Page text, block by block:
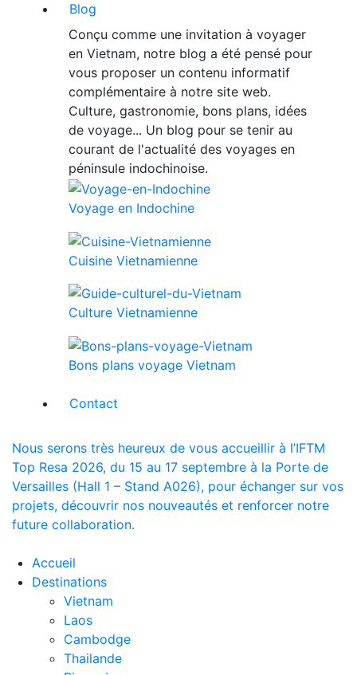
Blog
Conçu comme une invitation à voyager
en Vietnam, notre blog a été pensé pour
vous proposer un contenu informatif
complémentaire à notre site web.
Culture, gastronomie, bons plans, idées
de voyage... Un blog pour se tenir au
courant de l'actualité des voyages en
péninsule indochinoise.
Voyage en Indochine
Cuisine Vietnamienne
Culture Vietnamienne
Bons plans voyage Vietnam
Contact
Nous serons très heureux de vous accueillir à l’IFTM
Top Resa 2026, du 15 au 17 septembre à la Porte de
Versailles (Hall 1 – Stand A026), pour échanger sur vos
projets, découvrir nos nouveautés et renforcer notre
future collaboration.
Accueil
Destinations
Vietnam
Laos
Cambodge
Thailande